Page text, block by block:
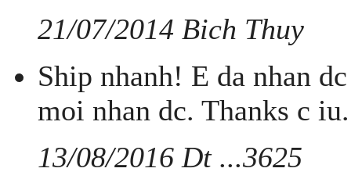
21/07/2014 Bich Thuy
Ship nhanh! E da nhan
moi nhan dc. Thanks c
13/08/2016 Dt ...3625